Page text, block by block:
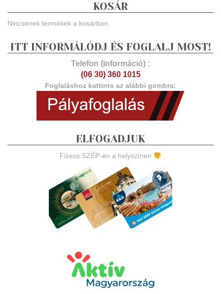
KOSÁR
Nincsenek termékek a kosárban.
ITT INFORMÁLÓDJ ÉS FOGLALJ MOST!
Telefon (információ) :
(06 30) 360 1015
Foglaláshoz kattints az alábbi gombra:
ELFOGADJUK
Fizess SZÉP-en a helyszínen